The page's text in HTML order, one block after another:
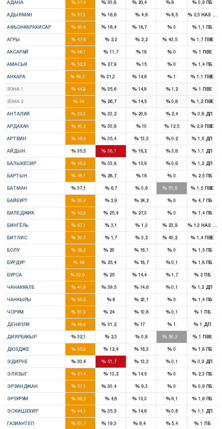
АДАНА %37,4 % 30,8 %20,4 %8 % 0,9 ПБ
АДЫЯМАН %67,3 % 16,6 % 4,6 %6,5 %2,5HAS
АФЬОНКАРАХИСАР %60,4 % 16,4 %18,7 % 0 % 1,1 ПБ
АГРЫ %47,6 %2,2 % 2,2 % 43,5 % 1,7 ПВЕ
АКСАРАЙ %66,1 % 11,7 %18 % 0 % 1 ПВЕ
АМАСЬЯ %52,2 % 27,9 %15 % 0 % 1,4 ПБ
АНКАРА %49,2 %31,3 %14,6 % 1 % 1,1 ПВЕ
ЗОНА 1 %44,8 % 35,6 %14,8 %1,2 % 1 ПВЕ
ЗОНА 2 %54 % 26,7 %14,5 %0,8 % 1,2 ПВЕ
АНТАЛИЯ %39,3 % 33,2 %20,9 %2,4 % 0,8 ДП
АРДАХАН %40,2 % 30,8 %10 % 12,5 % 2,9 ПВЕ
АРТВИН %46,4 % 35,4 %13,3 %0,2 % 1,5 ДП
АЙДЫН %35,5 % 38,1 %18,2 %3,8 % 1,1 ДП
БАЛЫКЕСИР %46,5 % 33,8 %13,9 %0,9 % 1,2 ДП
БАРТЫН %48,1 % 28,7 %16 % 0 % 2,5 ПБ
БАТМАН %37,1 %6,7 % 0,6 % 51,5 % 1,5 ПВЕ
БАЙБУРТ %63,4 %3,9 %24,2 % 0 % 4,7 ПБ
БИЛЕДЖИК %42,6 % 25,4 %27,3 % 0 % 1,4 ПБ
БИНГЁЛЬ %67,1 %3,1 % 1,3 % 23,9 %1,3HAS
БИТЛИС %50,7 %1,7 % 3,2 % 40,2 % 1,4 ПВЕ
БОЛУ %58,5 % 20 %16,1 % 0 % 1,5 ПБ
БУРДУР %49 % 25,4 %18,7 %0,1 % 1,8 ПБ
БУРСА %52,9 % 25 %14,4 %1,7 %2 ПБ
ЧАНАККАЛЕ %41,6 % 39,5 %14,6 %0,1 % 1,2 ДП
ЧАНКЫРЫ %65,6 %6 %23,1 % 0 % 1,4 ПБ
ЧОРУМ %61,2 % 24 %10,8 %0,1 %1 ПБ
ДЕНИЗЛИ %46,6 % 31,2 %17 % 1 %1 ДП
ДИЯРБАКЫР %32,1 %2,3 % 0,8 % 50,3 % 1 ПВЕ
ДЮЗДЖЕ %65,9 % 12,4 %16,3 % 0 % 1,8 ПБ
ЭДИРНЕ %30,4 % 51,7 %13,3 %0,1 % 0,9 ДП
ЭЛЯЗЫГ %67,4 % 13,2 %14,5 % 0 % 2,3 ПБ
ЭРЗИНДЖАН %57,1 % 30,4 % 9,3 % 0 % 0,9 ПБ
ЭРЗУРУМ %69,2 %4,8 %13,3 %8,1 % 1,6 ПБ
ЭСКИШЕХИР %44,1 % 35,5 %14,6 %0,6 % 1,1 ДП
ГАЗИАНТЕП %61,7 % 19,3 % 9,4 %5,4 %1 ПБ